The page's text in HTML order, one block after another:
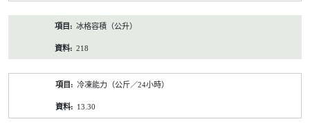
冰格容積（公升）
218
冷凍能力（公斤／24小時）
13.30